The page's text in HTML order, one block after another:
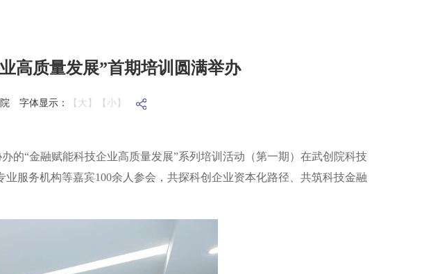
高质量发展”首期培训圆满举办
字体显示： 【大】 【小】
的“金融赋能科技企业高质量发展”系列培训活动（第一期）在武创院科技
服务机构等嘉宾100余人参会，共探科创企业资本化路径、共筑科技金融